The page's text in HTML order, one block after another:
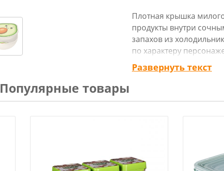
Плотная крышка
продукты внутри
запахов из
по характеру
кто больше нравится!
донышках наносится с
Развернуть текст
Популярные товары